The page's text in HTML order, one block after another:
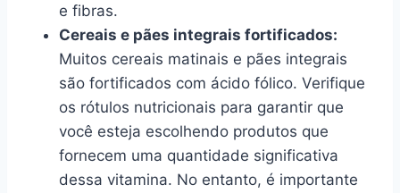
e fibras.
Cereais e pães integrais fortificados:
Muitos cereais matinais e pães integrais
são fortificados com ácido fólico. Verifique
os rótulos nutricionais para garantir que
você esteja escolhendo produtos que
fornecem uma quantidade significativa
dessa vitamina. No entanto, é importante